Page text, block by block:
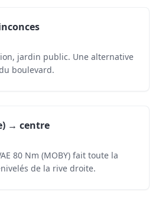
jardin public. Une alternative
boulevard.
→ centre
80 Nm (MOBY) fait toute la
de la rive droite.